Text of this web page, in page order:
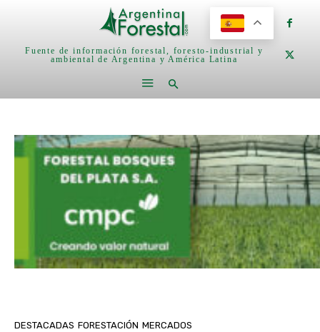
Fuente de información forestal, foresto-industrial y
ambiental de Argentina y América Latina
DESTACADAS FORESTACIÓN MERCADOS